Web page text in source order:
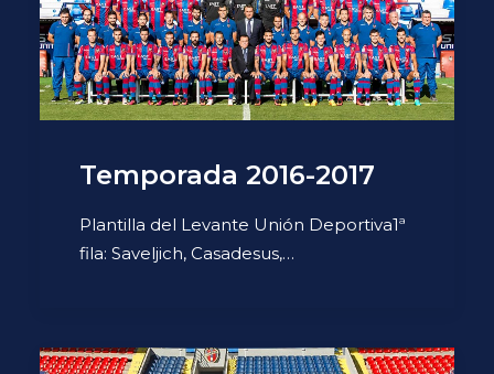
Temporada 2016-2017
Plantilla del Levante Unión Deportiva1ª
fila: Saveljich, Casadesus,…